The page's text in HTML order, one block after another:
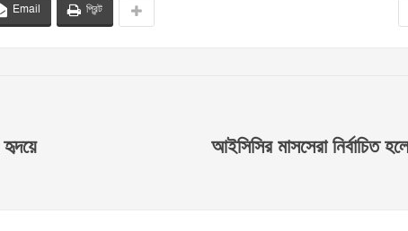
Email প্রিন্ট
হৃদয়ে
আইসিসির মাসসেরা নির্বাচিত